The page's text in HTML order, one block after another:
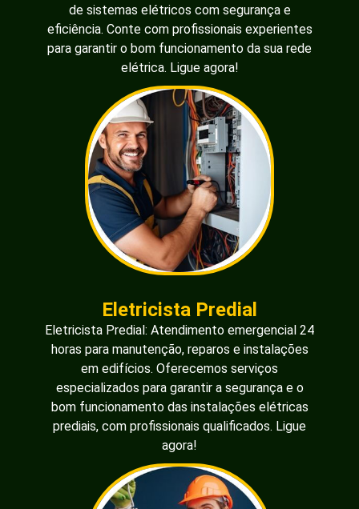
de sistemas elétricos com segurança e
eficiência. Conte com profissionais experientes
para garantir o bom funcionamento da sua rede
elétrica. Ligue agora!
Eletricista Predial
Eletricista Predial: Atendimento emergencial 24
horas para manutenção, reparos e instalações
em edifícios. Oferecemos serviços
especializados para garantir a segurança e o
bom funcionamento das instalações elétricas
prediais, com profissionais qualificados. Ligue
agora!